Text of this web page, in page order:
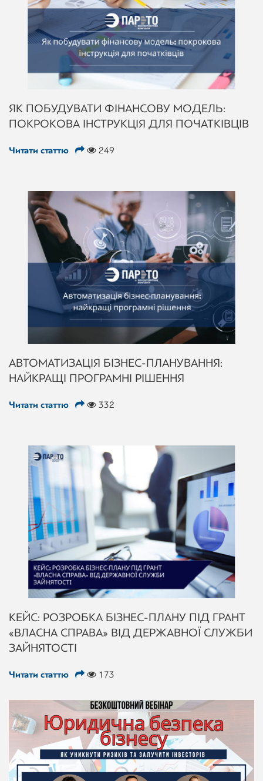
ЯК ПОБУДУВАТИ ФІНАНСОВУ МОДЕЛЬ:
ПОКРОКОВА ІНСТРУКЦІЯ ДЛЯ ПОЧАТКІВЦІВ
Читати статтю 249
АВТОМАТИЗАЦІЯ БІЗНЕС-ПЛАНУВАННЯ:
НАЙКРАЩІ ПРОГРАМНІ РІШЕННЯ
Читати статтю 332
КЕЙС: РОЗРОБКА БІЗНЕС-ПЛАНУ ПІД ГРАНТ
«ВЛАСНА СПРАВА» ВІД ДЕРЖАВНОЇ СЛУЖБИ
ЗАЙНЯТОСТІ
Читати статтю 173